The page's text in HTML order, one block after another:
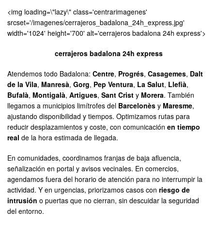
<img loading=\"lazy\" class='centrarimagenes'
srcset='/imagenes/cerrajeros_badalona_24h_express.jpg'
width='1024' height='700' alt='cerrajeros badalona 24h express'>
cerrajeros badalona 24h express
Atendemos todo Badalona: Centre, Progrés, Casagemes, Dalt
de la Vila, Manresà, Gorg, Pep Ventura, La Salut, Llefià,
Bufalà, Montigalà, Artigues, Sant Crist y Morera. También
llegamos a municipios limítrofes del Barcelonès y Maresme,
ajustando disponibilidad y tiempos. Optimizamos rutas para
reducir desplazamientos y coste, con comunicación en tiempo
real de la hora estimada de llegada.
En comunidades, coordinamos franjas de baja afluencia,
señalización en portal y avisos vecinales. En comercios,
agendamos fuera del horario de atención para no interrumpir la
actividad. Y en urgencias, priorizamos casos con riesgo de
intrusión o puertas que no cierran, sin descuidar la seguridad
del entorno.